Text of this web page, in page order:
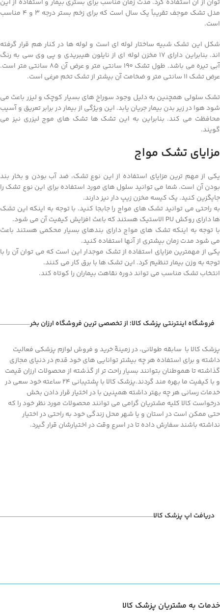
توان از آن استفاده کرد. مدت زمان مناسب برای بستری بیمار و استفاده از این
مدل تشک موجف تقریباً یک سال است که برای زخم بستر درجه 3 و 4 مناسب
است.
شکل این تشک شبیه ساختار لوله ای است و لوله ها در کنار هم قرار گرفته
اند. بنابراین دارای 17 مخزن لوله ای از نایلون هیبریدی و پی وی سی به رنگ
آبی تیره می باشد. طول تشک 190 سانتی متر و عرض آن 85 سانتی متر است.
عرض تشک 11 سانتی متر و ضخامت آن بیشتر از تشک تخم مرغی است.
تشک سلولی همچنین به دلیل وجود سوراخ های بسیار کوچک و لیزر باعث می
شود هوا در زیر بدن بیمار جریان یابد. این ویژگی از بیمار در برابر تعریق و آسیب
محافظت می کند. بنابراین به این تشک ها تشک های موج لیزری نیز می
گویند.
مزایای تشک مواج
یکی از مهم ترین مزایای استفاده از این نوع تشک، ضد آب بودن و بخار بند
بودن آن است. شما می توانید سلول های مورد استفاده برای این نوع تشک را
جایگزین کنید. یک کیسه مخزن زیپ دار نیز دارند.
به راحتی می توانید تشک های مواج را جابجا کنید. با توجه به اینکه این تشک
ها دارای روکش PU الاستیک هستند که باعث افزایش کیفیت آن می شود.
با توجه به اینکه تشک های مواج دارای بندهای بسیار محکمی هستند باعث
می شود مدت زمان بیشتری از آنها استفاده کنید.
یکی از مهمترین مزایای استفاده از تشک موجدار این است که می توان آن را با
توجه به وزن بیمار تنظیم کرد. این تشک ها با برق کار می کنند.
انتخاب تشک مناسب می تواند دوره نقاهت بیماران را کوتاه کند.
فروشگاه اینترنتی پزشک کالا؛ از تخصصی ترین فروشگاه ارزان بخر
پزشک کالا با سابقه طولانی، در زمینۀ خرید و فروش لوازم پزشکی فعالیت
داشته و برای استفاده هر چه بیشتر توانایی های خود قدم در دنیای مجازی
گذاشته تا هموطنان بتوانند بسیار راحت تر از گذشته از محصولات ارزان قیمت
و با کیفیت ما بهره مند گردند.پزشک کالا با پشتیبانی 24 ساعته خود سعی در
خدمات رسانی هر چه بهتر داشته همپنین با در اختیار قرار دادن بخش
درخواست کالا کلیه مشتریان گرامی می توانند محصولات مورد نظر خود را که
حتی ممکن است در استان و یا شهر محل زندگی خود به راحتی در اختیار
نداشته باشند سفارش داده تا در اسرع وقت در اختیارشان قرار گیرد.
دریافت اپ پزشک کالا
خدمات به مشتریان پزشک کالا